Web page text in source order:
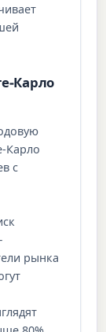
Карло
Карло
с
рынка